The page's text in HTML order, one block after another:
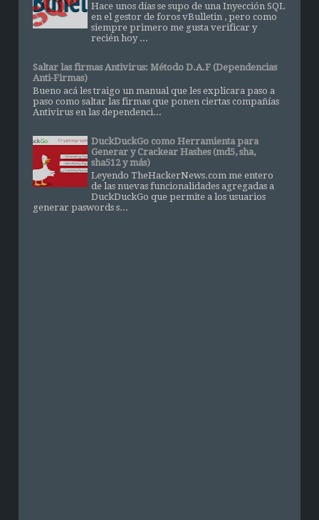
Hace unos días se supo de una Inyección SQL
en el gestor de foros vBulletin , pero como
siempre primero me gusta verificar y
recién hoy ...
Saltar las firmas Antivirus: Método D.A.F (Dependencias
Anti-Firmas)
Bueno acá les traigo un manual que les explicara paso a
paso como saltar las firmas que ponen ciertas compañías
Antivirus en las dependenci...
DuckDuckGo como Herramienta para
Generar y Crackear Hashes (md5, sha,
sha512 y más)
Leyendo TheHackerNews.com me entero
de las nuevas funcionalidades agregadas a
DuckDuckGo que permite a los usuarios
generar paswords s...